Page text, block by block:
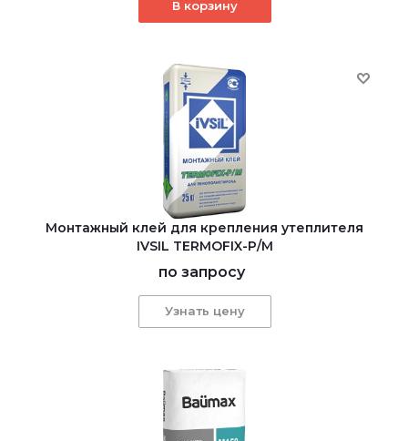
В корзину
Монтажный клей для крепления утеплителя
IVSIL TERMOFIX-Р/М
по запросу
Узнать цену